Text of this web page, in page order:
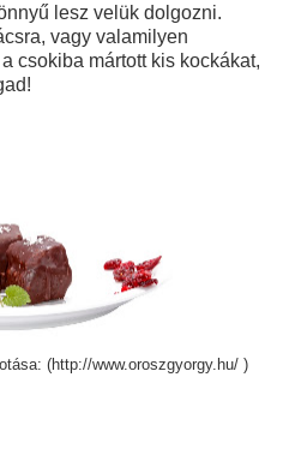
lesz velük dolgozni.
vagy valamilyen
csokiba mártott kis kockákat,
(http://www.oroszgyorgy.hu/ )